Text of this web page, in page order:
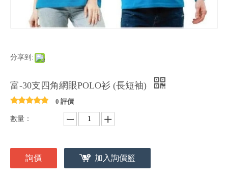
分享到:
富-30支四角網眼POLO衫 (長短袖)
0 評價
數量：
詢價 加入詢價籃